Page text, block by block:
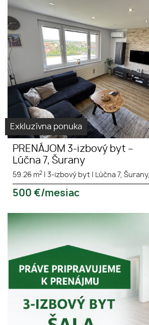
Exkluzívna ponuka
PRENÁJOM 3-izbový byt –
Lúčna 7, Šurany
59.26 m2 3-izbový byt Lúčna 7, Šurany,
500 €/mesiac